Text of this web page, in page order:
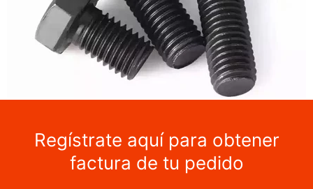
Regístrate aquí para obtener
factura de tu pedido